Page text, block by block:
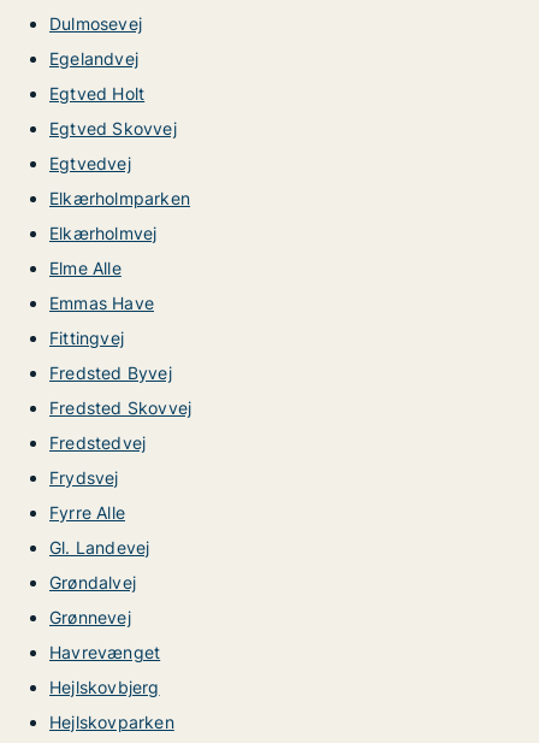
Dulmosevej
Egelandvej
Egtved Holt
Egtved Skovvej
Egtvedvej
Elkærholmparken
Elkærholmvej
Elme Alle
Emmas Have
Fittingvej
Fredsted Byvej
Fredsted Skovvej
Fredstedvej
Frydsvej
Fyrre Alle
Gl. Landevej
Grøndalvej
Grønnevej
Havrevænget
Hejlskovbjerg
Hejlskovparken